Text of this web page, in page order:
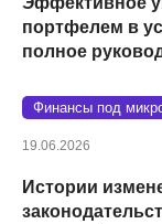
портфелем в
полное
Финансы под
19.06.2026
Истории